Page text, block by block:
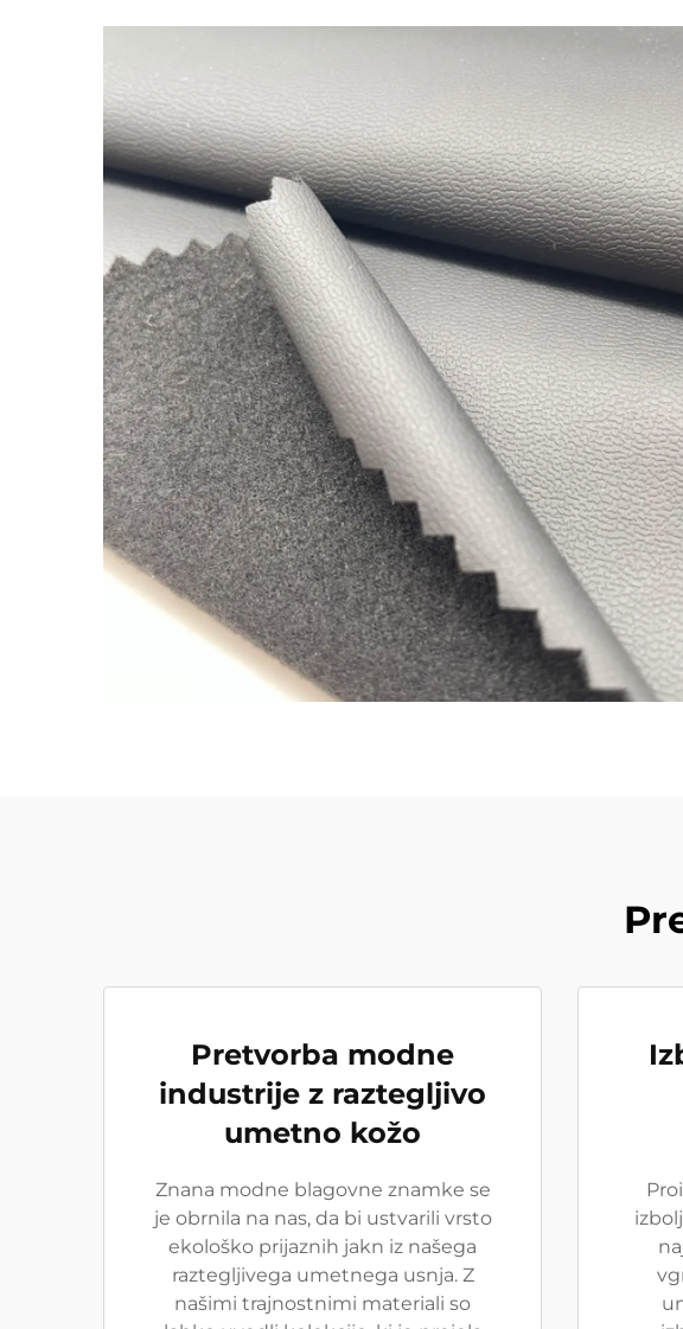
Pretvorba modne
industrije z raztegljivo
umetno kožo
Znana modne blagovne znamke se
je obrnila na nas, da bi ustvarili vrsto
ekološko prijaznih jakn iz našega
raztegljivega umetnega usnja. Z
našimi trajnostnimi materiali so